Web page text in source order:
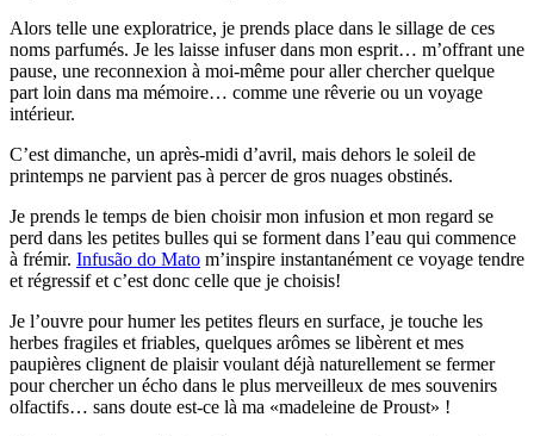
Alors telle une exploratrice, je prends place dans le sillage de ces
noms parfumés. Je les laisse infuser dans mon esprit… m’offrant une
pause, une reconnexion à moi-même pour aller chercher quelque
part loin dans ma mémoire… comme une rêverie ou un voyage
intérieur.
C’est dimanche, un après-midi d’avril, mais dehors le soleil de
printemps ne parvient pas à percer de gros nuages obstinés.
Je prends le temps de bien choisir mon infusion et mon regard se
perd dans les petites bulles qui se forment dans l’eau qui commence
à frémir. Infusão do Mato m’inspire instantanément ce voyage tendre
et régressif et c’est donc celle que je choisis!
Je l’ouvre pour humer les petites fleurs en surface, je touche les
herbes fragiles et friables, quelques arômes se libèrent et mes
paupières clignent de plaisir voulant déjà naturellement se fermer
pour chercher un écho dans le plus merveilleux de mes souvenirs
olfactifs… sans doute est-ce là ma «madeleine de Proust» !